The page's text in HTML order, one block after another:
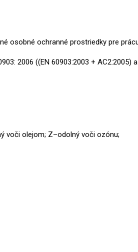
osobné ochranné prostriedky pre
: 2006 ((EN 60903:2003 + AC2:2005)
voči olejom; Z–odolný voči ozónu;